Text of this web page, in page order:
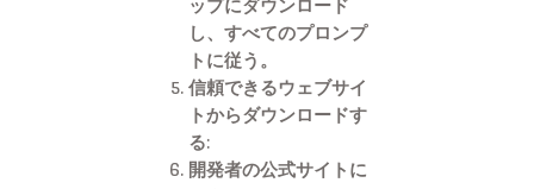
し、すべてのプロンプ
トに従う。
信頼できるウェブサイ
トからダウンロードす
る:
開発者の公式サイトに